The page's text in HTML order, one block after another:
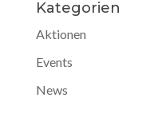
Kategorien
Aktionen
Events
News